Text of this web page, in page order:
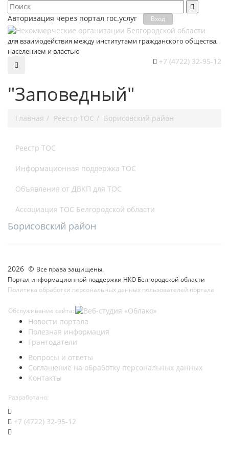
Авторизация через портал гос.уcлуг Вход
для взаимодействия между институтами гражданского общества,
населением и властью
+7 (4722) 32-95-12
"Заповедный"
Главная Реестр ТОС Борисовский район
Реестр ТОС
Информационная поддержка ТОС
Объявления от ДВКП для ТОС
Ассоциация ТОС Белгородской области
Борисовский район
2026 © Все права защищены.
Портал информационной поддержки НКО Белгородской области
Политика обработки персональных данных пользователей портала
Обслуживание сайта:
Новости портала
Полезная информация
Грантодатели
Вопросы и ответы
Соглашение на обработку персональных данных
Контакты
Разработано:
+7 (4722) 32-95-12